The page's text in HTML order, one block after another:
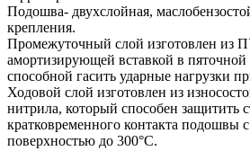
Подошва- двухслойная,
крепления.
Промежуточный слой изготовлен из
амортизирующей вставкой в
способной гасить ударные нагрузки
Ходовой слой изготовлен из
нитрила, который способен защитить
кратковременного контакта подошвы
поверхностью до 300°С.